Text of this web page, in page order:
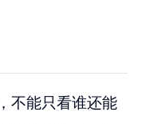
不能只看谁还能